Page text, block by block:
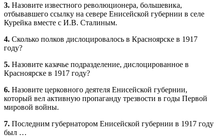
3. Назовите известного революционера, большевика,
отбывавшего ссылку на севере Енисейской губернии в селе
Курейка вместе с И.В. Сталиным.
4. Сколько полков дислоцировалось в Красноярске в 1917
году?
5. Назовите казачье подразделение, дислоцированное в
Красноярске в 1917 году?
6. Назовите церковного деятеля Енисейской губернии,
который вел активную пропаганду трезвости в годы Первой
мировой войны.
7. Последним губернатором Енисейской губернии в 1917 году
был …